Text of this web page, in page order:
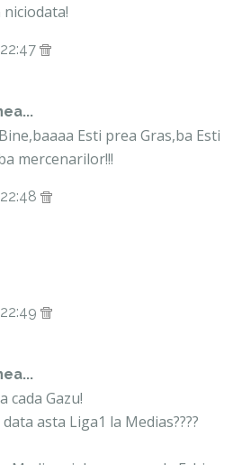
Esti prea Gras,ba Esti
mercenarilor!!!
cada Gazu!
asta Liga1 la Medias????